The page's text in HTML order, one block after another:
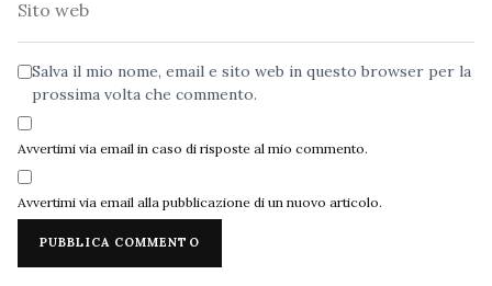
Salva il mio nome, email e sito web in questo browser per la
prossima volta che commento.
Avvertimi via email in caso di risposte al mio commento.
Avvertimi via email alla pubblicazione di un nuovo articolo.